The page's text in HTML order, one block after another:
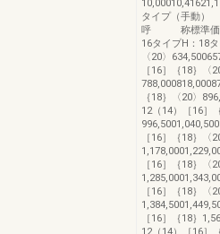
タイプ（手動）
呼 称標準価格
16タイプH：18
〈20〉
［16］｛18｝〈
｛18｝〈20〉
12（14）［16］
［16］｛18｝〈
［16］｛18｝〈
［16］｛18｝〈
［16］｛18｝
12（14）［16］